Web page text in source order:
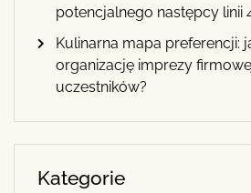
potencjalnego następcy linii
Kulinarna mapa preferencji:
organizację imprezy
uczestników?
Kategorie